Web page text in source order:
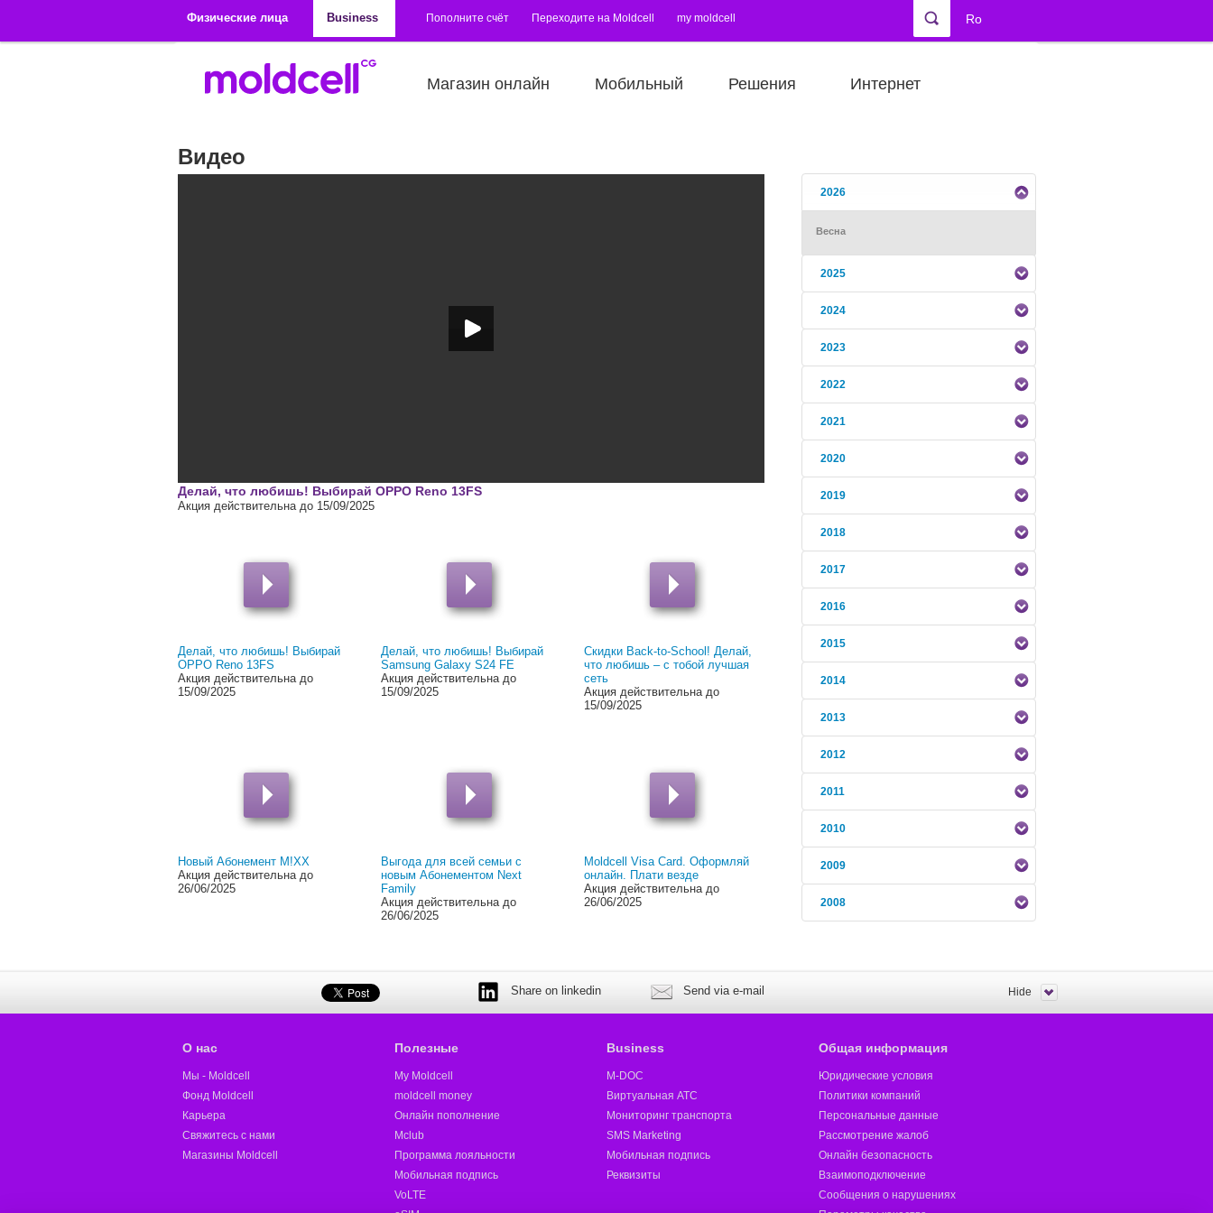
Физические лица
Business Пополните счёт Переходите на Moldcell my moldcell Ro
Магазин онлайн Мобильный Решения Интернет
Видео
2026
Весна
2025
2024
2023
2022
2021
2020
2019
2018
2017
2016
2015
2014
2013
2012
2011
2010
2009
2008
Делай, что любишь! Выбирай OPPO Reno 13FS
Акция действительна до 15/09/2025
Делай, что любишь! Выбирай
OPPO Reno 13FS
Акция действительна до
15/09/2025
Делай, что любишь! Выбирай
Samsung Galaxy S24 FE
Акция действительна до
15/09/2025
Скидки Back-to-School! Делай,
что любишь – с тобой лучшая
сеть
Акция действительна до
15/09/2025
Новый Абонемент M!XX
Акция действительна до
26/06/2025
Выгода для всей семьи с
новым Абонементом Next
Family
Акция действительна до
26/06/2025
Moldcell Visa Card. Оформляй
онлайн. Плати везде
Акция действительна до
26/06/2025
Share on linkedin Send via e-mail Hide
О нас
Мы - Moldcell
Фонд Moldcell
Карьера
Свяжитесь с нами
Магазины Moldcell
Полезные
My Moldcell
moldcell money
Онлайн пополнение
Mclub
Программа лояльности
Мобильная подпись
VoLTE
Business
M-DOC
Виртуальная АТС
Мониторинг транспорта
SMS Marketing
Мобильная подпись
Реквизиты
Общая информация
Юридические условия
Политики компаний
Персональные данные
Рассмотрение жалоб
Онлайн безопасность
Взаимоподключение
Сообщения о нарушениях